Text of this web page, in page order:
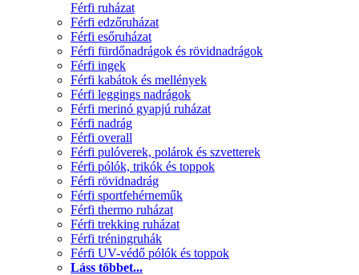
Férfi ruházat
Férfi edzőruházat
Férfi esőruházat
Férfi fürdőnadrágok és rövidnadrágok
Férfi ingek
Férfi kabátok és mellények
Férfi leggings nadrágok
Férfi merinó gyapjú ruházat
Férfi nadrág
Férfi overall
Férfi pulóverek, polárok és szvetterek
Férfi pólók, trikók és toppok
Férfi rövidnadrág
Férfi sportfehérneműk
Férfi thermo ruházat
Férfi trekking ruházat
Férfi tréningruhák
Férfi UV-védő pólók és toppok
Láss többet...